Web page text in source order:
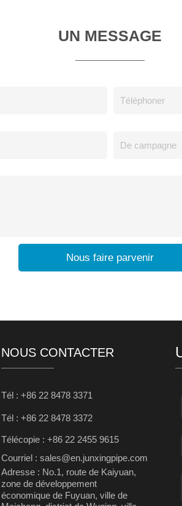
UN MESSAGE
Nous faire parvenir
NOUS CONTACTER
Tél : +86 22 8478 3371
Tél : +86 22 8478 3372
Télécopie : +86 22 2455 9615
Courriel : sales@en.junxingpipe.com
Adresse : No.1, route de Kaiyuan,
zone de développement
économique de Fuyuan, ville de